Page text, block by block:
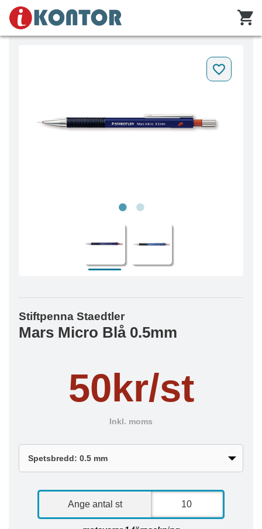
Stiftpenna Staedtler
Mars Micro Blå 0.5mm
50kr/st
Inkl. moms
Ange antal st